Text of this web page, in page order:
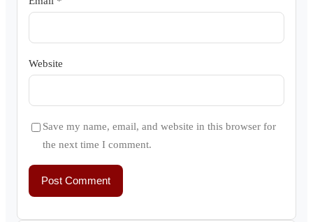
Website
Save my name, email, and website in this browser for
the next time I comment.